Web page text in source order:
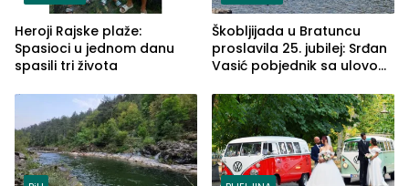
Heroji Rajske plaže:
Spasioci u jednom danu
spasili tri života
Škobljijada u Bratuncu
proslavila 25. jubilej: Srđan
Vasić pobjednik sa ulovom